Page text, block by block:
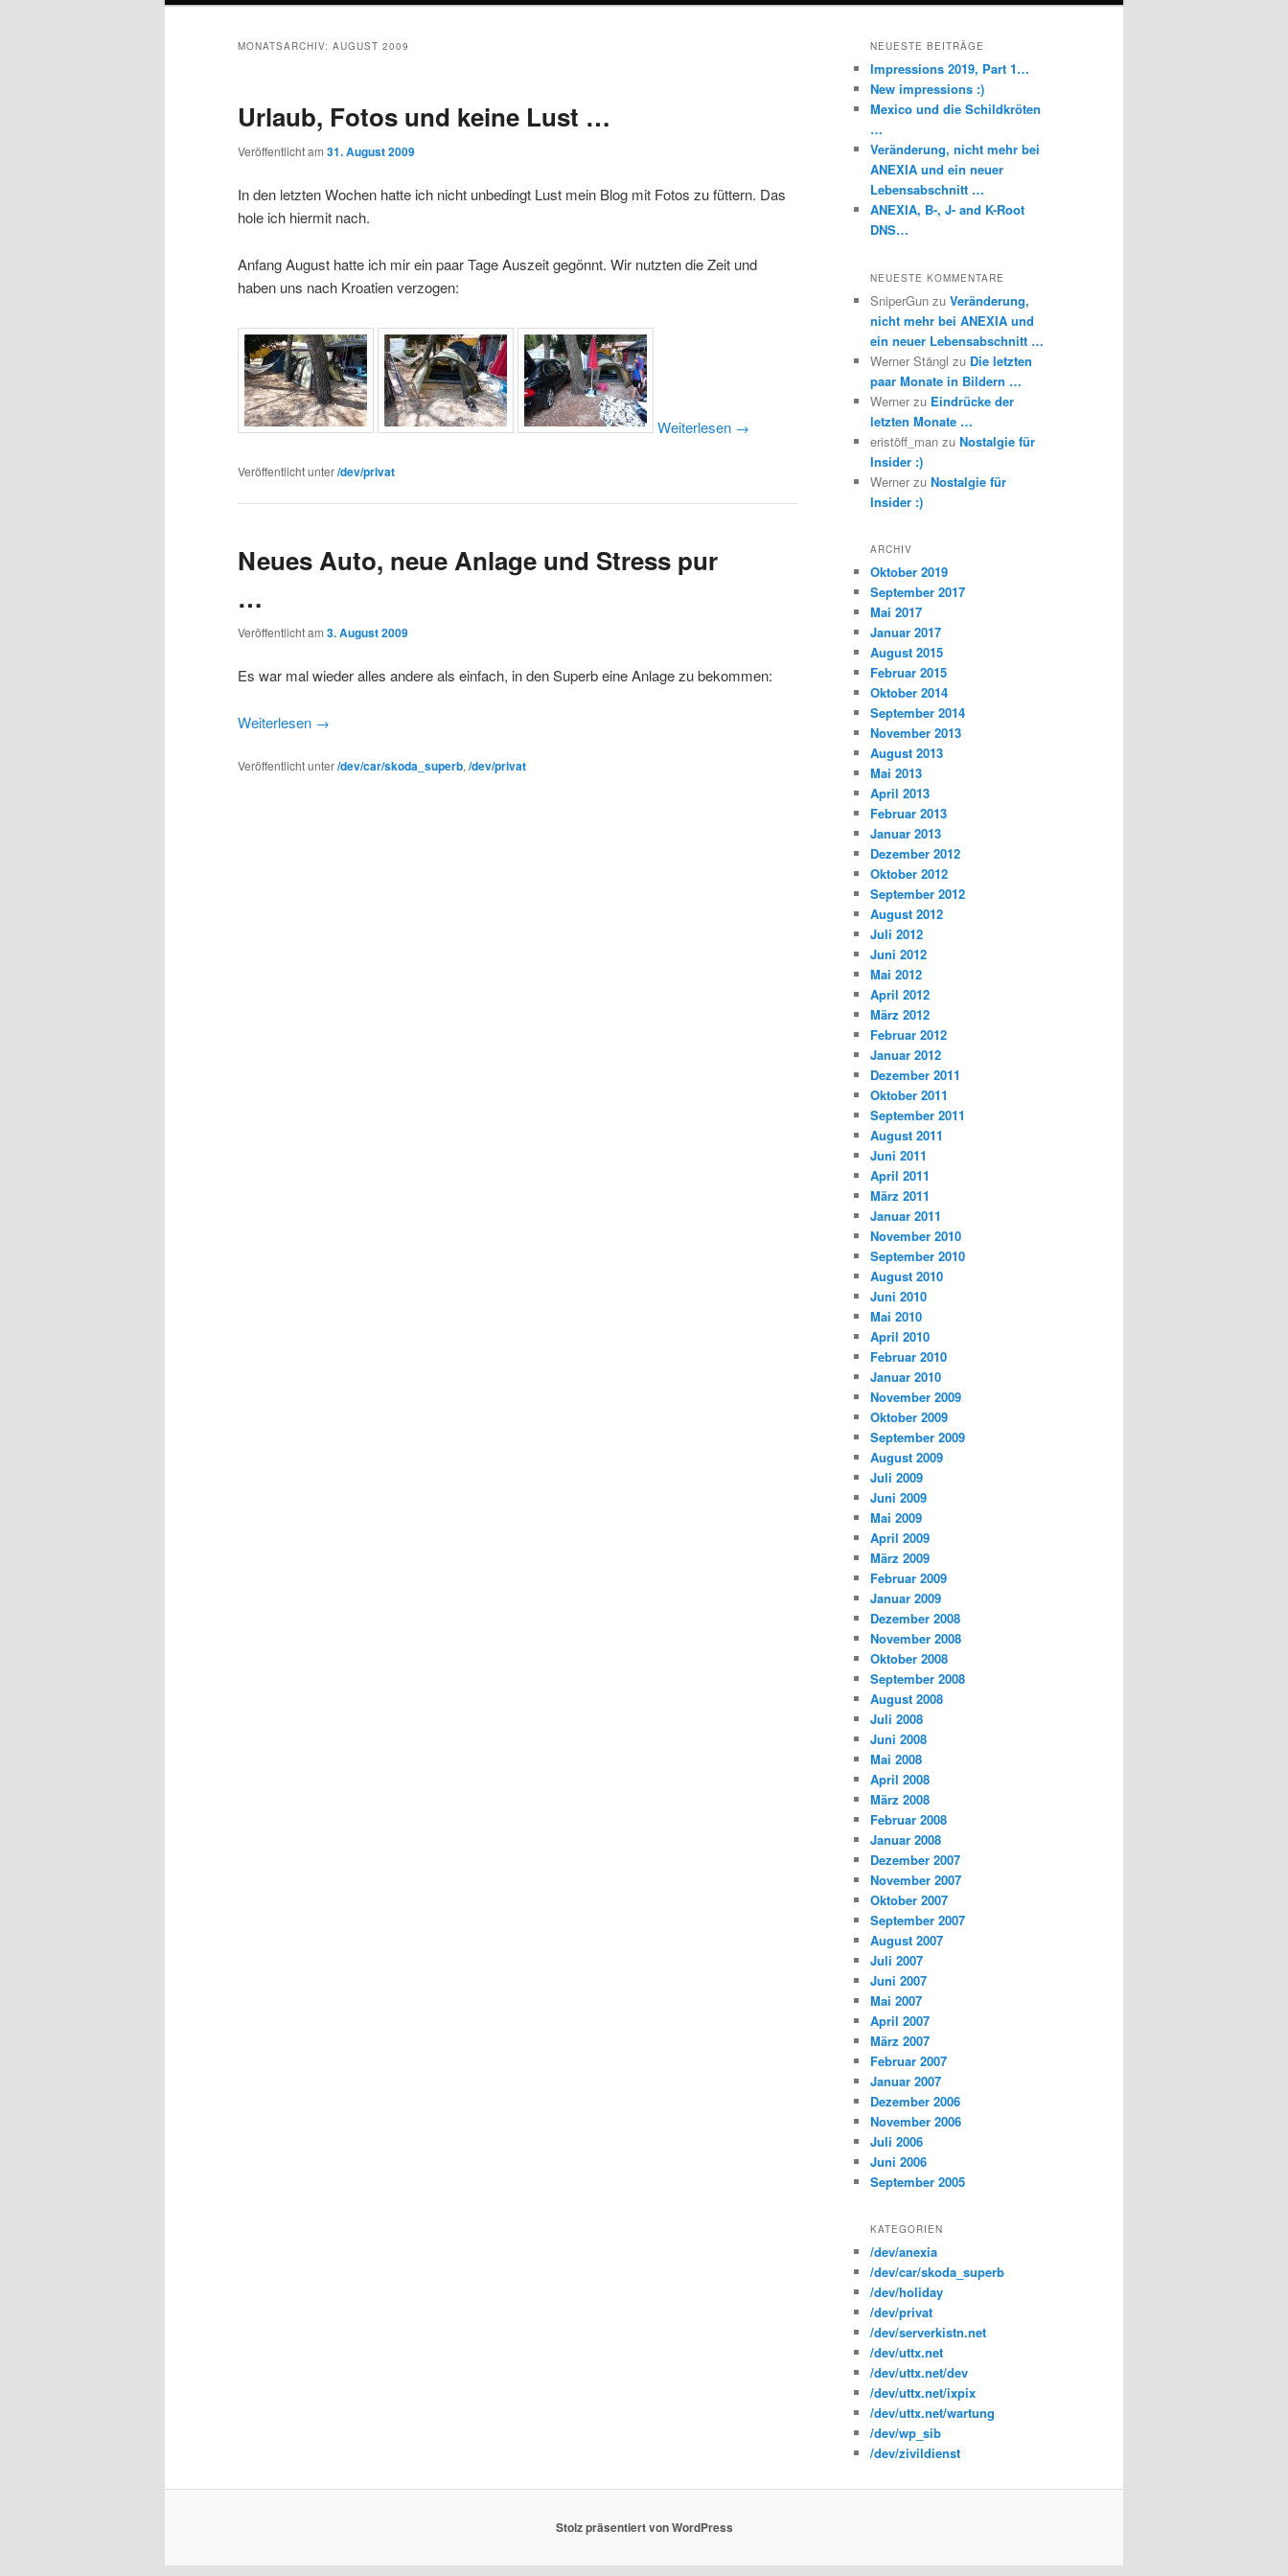
MONATSARCHIV: AUGUST 2009
Urlaub, Fotos und keine Lust …
Veröffentlicht am 31. August 2009
In den letzten Wochen hatte ich nicht unbedingt Lust mein Blog mit Fotos zu füttern. Das
hole ich hiermit nach.
Anfang August hatte ich mir ein paar Tage Auszeit gegönnt. Wir nutzten die Zeit und
haben uns nach Kroatien verzogen:
Weiterlesen →
Veröffentlicht unter/dev/privat
Neues Auto, neue Anlage und Stress pur
…
Veröffentlicht am 3. August 2009
Es war mal wieder alles andere als einfach, in den Superb eine Anlage zu bekommen:
Weiterlesen →
Veröffentlicht unter/dev/car/skoda_superb, /dev/privat
NEUESTE BEITRÄGE
Impressions 2019, Part 1…
New impressions :)
Mexico und die Schildkröten
…
Veränderung, nicht mehr bei
ANEXIA und ein neuer
Lebensabschnitt …
ANEXIA, B-, J- and K-Root
DNS…
NEUESTE KOMMENTARE
SniperGun zu Veränderung,
nicht mehr bei ANEXIA und
ein neuer Lebensabschnitt …
Werner Stängl zu Die letzten
paar Monate in Bildern …
Werner zu Eindrücke der
letzten Monate …
eristöff_man zu Nostalgie für
Insider :)
Werner zu Nostalgie für
Insider :)
ARCHIV
Oktober 2019
September 2017
Mai 2017
Januar 2017
August 2015
Februar 2015
Oktober 2014
September 2014
November 2013
August 2013
Mai 2013
April 2013
Februar 2013
Januar 2013
Dezember 2012
Oktober 2012
September 2012
August 2012
Juli 2012
Juni 2012
Mai 2012
April 2012
März 2012
Februar 2012
Januar 2012
Dezember 2011
Oktober 2011
September 2011
August 2011
Juni 2011
April 2011
März 2011
Januar 2011
November 2010
September 2010
August 2010
Juni 2010
Mai 2010
April 2010
Februar 2010
Januar 2010
November 2009
Oktober 2009
September 2009
August 2009
Juli 2009
Juni 2009
Mai 2009
April 2009
März 2009
Februar 2009
Januar 2009
Dezember 2008
November 2008
Oktober 2008
September 2008
August 2008
Juli 2008
Juni 2008
Mai 2008
April 2008
März 2008
Februar 2008
Januar 2008
Dezember 2007
November 2007
Oktober 2007
September 2007
August 2007
Juli 2007
Juni 2007
Mai 2007
April 2007
März 2007
Februar 2007
Januar 2007
Dezember 2006
November 2006
Juli 2006
Juni 2006
September 2005
KATEGORIEN
/dev/anexia
/dev/car/skoda_superb
/dev/holiday
/dev/privat
/dev/serverkistn.net
/dev/uttx.net
/dev/uttx.net/dev
/dev/uttx.net/ixpix
/dev/uttx.net/wartung
/dev/wp_sib
/dev/zivildienst
Stolz präsentiert von WordPress